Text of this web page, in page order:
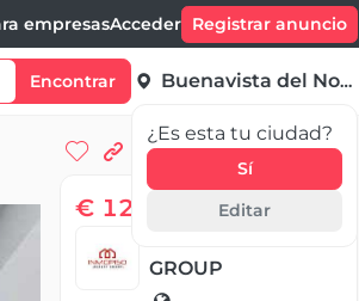
empresasAcceder Registrar anuncio
Encontrar Buenavista del Norte
¿Es esta tu ciudad?
Sí
Editar
€ 129 999,00
GROUP